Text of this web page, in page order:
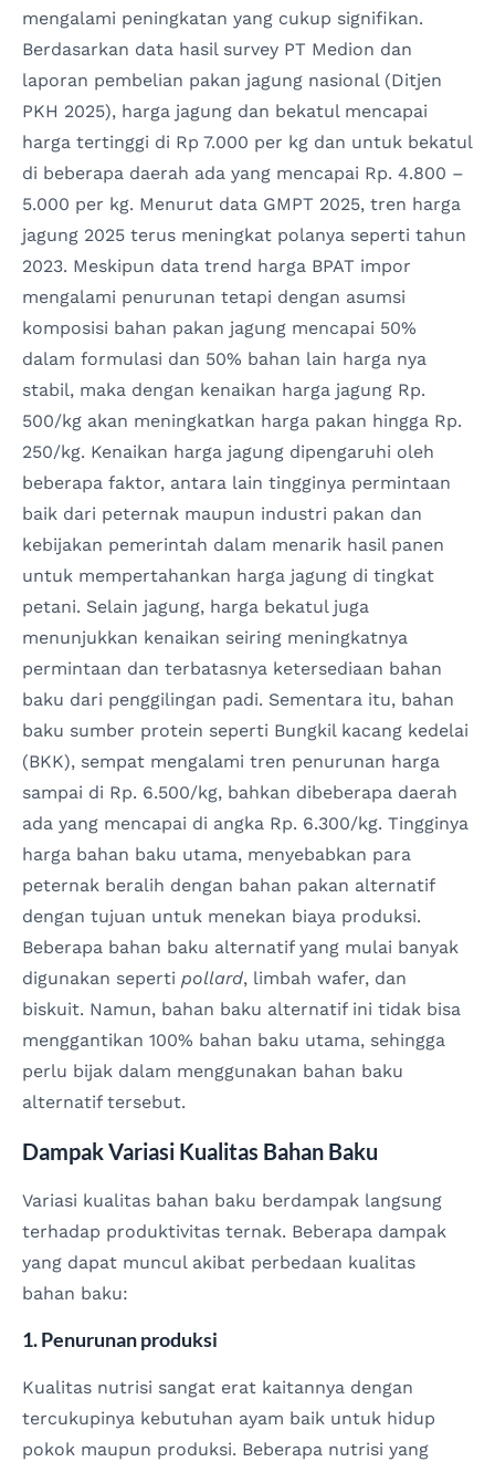
mengalami peningkatan yang cukup signifikan.
Berdasarkan data hasil survey PT Medion dan
laporan pembelian pakan jagung nasional (Ditjen
PKH 2025), harga jagung dan bekatul mencapai
harga tertinggi di Rp 7.000 per kg dan untuk bekatul
di beberapa daerah ada yang mencapai Rp. 4.800 –
5.000 per kg. Menurut data GMPT 2025, tren harga
jagung 2025 terus meningkat polanya seperti tahun
2023. Meskipun data trend harga BPAT impor
mengalami penurunan tetapi dengan asumsi
komposisi bahan pakan jagung mencapai 50%
dalam formulasi dan 50% bahan lain harga nya
stabil, maka dengan kenaikan harga jagung Rp.
500/kg akan meningkatkan harga pakan hingga Rp.
250/kg. Kenaikan harga jagung dipengaruhi oleh
beberapa faktor, antara lain tingginya permintaan
baik dari peternak maupun industri pakan dan
kebijakan pemerintah dalam menarik hasil panen
untuk mempertahankan harga jagung di tingkat
petani. Selain jagung, harga bekatul juga
menunjukkan kenaikan seiring meningkatnya
permintaan dan terbatasnya ketersediaan bahan
baku dari penggilingan padi. Sementara itu, bahan
baku sumber protein seperti Bungkil kacang kedelai
(BKK), sempat mengalami tren penurunan harga
sampai di Rp. 6.500/kg, bahkan dibeberapa daerah
ada yang mencapai di angka Rp. 6.300/kg. Tingginya
harga bahan baku utama, menyebabkan para
peternak beralih dengan bahan pakan alternatif
dengan tujuan untuk menekan biaya produksi.
Beberapa bahan baku alternatif yang mulai banyak
digunakan seperti pollard, limbah wafer, dan
biskuit. Namun, bahan baku alternatif ini tidak bisa
menggantikan 100% bahan baku utama, sehingga
perlu bijak dalam menggunakan bahan baku
alternatif tersebut.
Dampak Variasi Kualitas Bahan Baku
Variasi kualitas bahan baku berdampak langsung
terhadap produktivitas ternak. Beberapa dampak
yang dapat muncul akibat perbedaan kualitas
bahan baku:
1. Penurunan produksi
Kualitas nutrisi sangat erat kaitannya dengan
tercukupinya kebutuhan ayam baik untuk hidup
pokok maupun produksi. Beberapa nutrisi yang